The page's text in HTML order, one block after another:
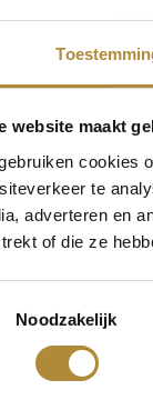
website maakt
cookies
te
adverteren en
of die ze
Noodzakelijk